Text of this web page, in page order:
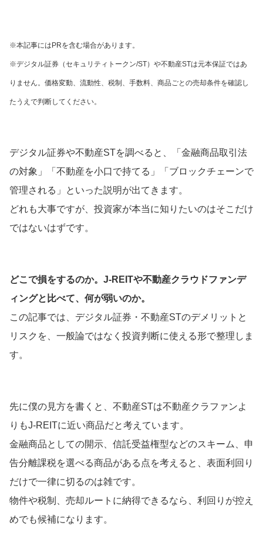
※本記事にはPRを含む場合があります。
※デジタル証券（セキュリティトークン/ST）や不動産STは元本保証ではあ
りません。価格変動、流動性、税制、手数料、商品ごとの売却条件を確認し
たうえで判断してください。
デジタル証券や不動産STを調べると、「金融商品取引法
の対象」「不動産を小口で持てる」「ブロックチェーンで
管理される」といった説明が出てきます。
どれも大事ですが、投資家が本当に知りたいのはそこだけ
ではないはずです。
どこで損をするのか。J-REITや不動産クラウドファンデ
ィングと比べて、何が弱いのか。
この記事では、デジタル証券・不動産STのデメリットと
リスクを、一般論ではなく投資判断に使える形で整理しま
す。
先に僕の見方を書くと、不動産STは不動産クラファンよ
りもJ-REITに近い商品だと考えています。
金融商品としての開示、信託受益権型などのスキーム、申
告分離課税を選べる商品がある点を考えると、表面利回り
だけで一律に切るのは雑です。
物件や税制、売却ルートに納得できるなら、利回りが控え
めでも候補になります。